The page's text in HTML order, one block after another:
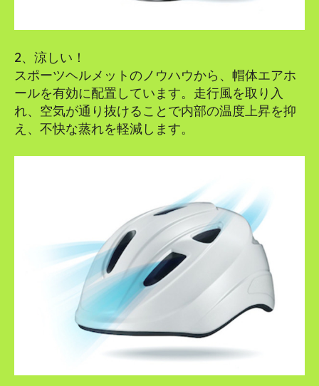
2、涼しい！
スポーツヘルメットのノウハウから、帽体エアホ
ールを有効に配置しています。走行風を取り入
れ、空気が通り抜けることで内部の温度上昇を抑
え、不快な蒸れを軽減します。